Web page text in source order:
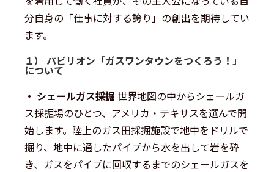
分自身の「仕事に対する誇り」の創出を期待してい
ます。
１） パビリオン「ガスワンタウンをつくろう！」
について
・ シェールガス採掘 世界地図の中からシェールガ
ス採掘場のひとつ、アメリカ・テキサスを選んで開
始します。陸上のガス田採掘施設で地中をドリルで
掘り、地中に通したパイプから水を出して岩を砕
き、ガスをパイプに回収するまでのシェールガスを